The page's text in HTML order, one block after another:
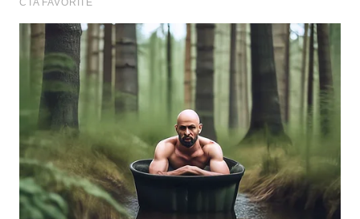
CO ID
WAHANANEWS
NET
WAHANA
SPORT
WAHANA
UMKM